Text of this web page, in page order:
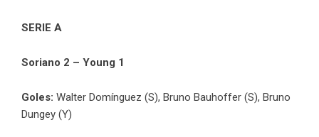
SERIE A
Soriano 2 – Young 1
Goles: Walter Domínguez (S), Bruno Bauhoffer (S), Bruno
Dungey (Y)